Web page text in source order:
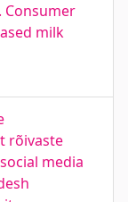
Consumer
milk
rõivaste
media